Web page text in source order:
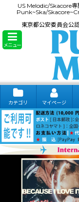
US Melodic/Skacore
Punk~Ska/
東京都公安委員会公
メニュー
カテゴリ マイページ